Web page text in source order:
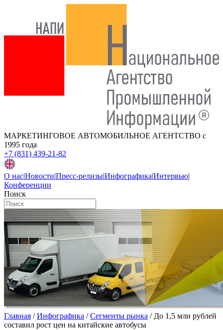
МАРКЕТИНГОВОЕ АВТОМОБИЛЬНОЕ АГЕНТСТВО с
1995 года
+7 (831) 439-21-82
О нас|Новости|Пресс-релизы|Инфографика|Интервью|
Конференции
Поиск
Главная /Инфографика /Сегменты рынка / До 1,5 млн рублей
составил рост цен на китайские автобусы